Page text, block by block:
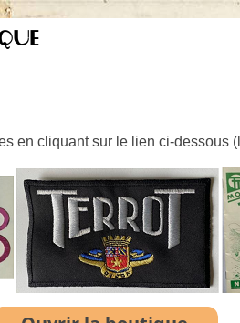
en cliquant sur le lien ci-dessous (